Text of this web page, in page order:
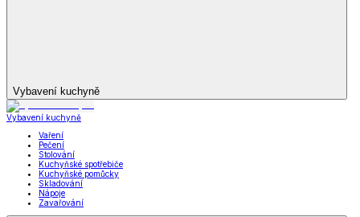
Vybavení kuchyně
Vybavení kuchyně
Vaření
Pečení
Stolování
Kuchyňské spotřebiče
Kuchyňské pomůcky
Skladování
Nápoje
Zavařování